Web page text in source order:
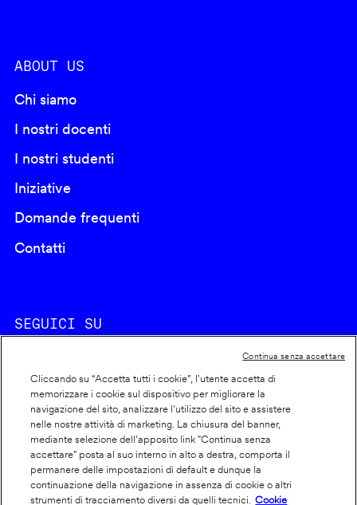
ABOUT US
Chi siamo
I nostri docenti
I nostri studenti
Iniziative
Domande frequenti
Contatti
SEGUICI SU
Footer
info
Cookie policy
Dichiarazione di accessibilità
Privacy
Cliccando su “Accetta tutti i cookie”, l'utente accetta di
memorizzare i cookie sul dispositivo per migliorare la
navigazione del sito, analizzare l'utilizzo del sito e assistere
nelle nostre attività di marketing. La chiusura del banner,
mediante selezione dell’apposito link "Continua senza
accettare" posta al suo interno in alto a destra, comporta il
permanere delle impostazioni di default e dunque la
continuazione della navigazione in assenza di cookie o altri
strumenti di tracciamento diversi da quelli tecnici.
Cookie
Continua senza accettare